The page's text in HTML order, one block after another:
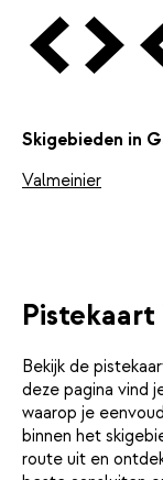
Vorige Volgende
Skigebieden in
Valmeinier
Bekijk de
deze pagina vind
waarop je
binnen het
route uit en